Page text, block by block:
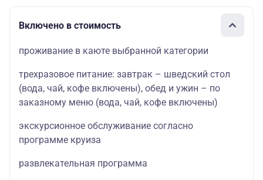
Включено в стоимость
проживание в каюте выбранной категории
трехразовое питание: завтрак – шведский стол
(вода, чай, кофе включены), обед и ужин – по
заказному меню (вода, чай, кофе включены)
экскурсионное обслуживание согласно
программе круиза
развлекательная программа